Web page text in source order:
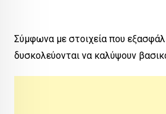
Σύμφωνα με στοιχεία που
δυσκολεύονται να καλύψουν